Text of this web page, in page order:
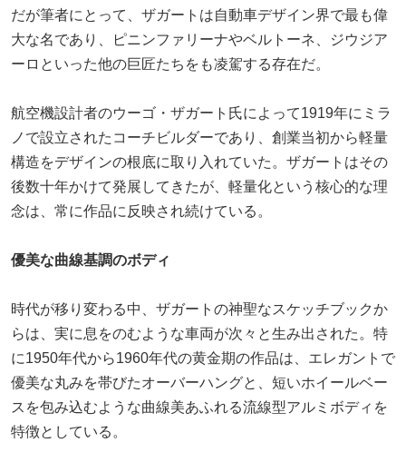
だが筆者にとって、ザガートは自動車デザイン界で最も偉
大な名であり、ピニンファリーナやベルトーネ、ジウジア
ーロといった他の巨匠たちをも凌駕する存在だ。
航空機設計者のウーゴ・ザガート氏によって1919年にミラ
ノで設立されたコーチビルダーであり、創業当初から軽量
構造をデザインの根底に取り入れていた。ザガートはその
後数十年かけて発展してきたが、軽量化という核心的な理
念は、常に作品に反映され続けている。
優美な曲線基調のボディ
時代が移り変わる中、ザガートの神聖なスケッチブックか
らは、実に息をのむような車両が次々と生み出された。特
に1950年代から1960年代の黄金期の作品は、エレガントで
優美な丸みを帯びたオーバーハングと、短いホイールベー
スを包み込むような曲線美あふれる流線型アルミボディを
特徴としている。